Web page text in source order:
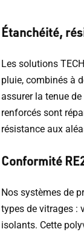
Étanchéité,
Les solutions
pluie, combinés à
assurer la tenue
renforcés sont
résistance aux
Conformité
Nos systèmes de
types de vitrages :
isolants. Cette